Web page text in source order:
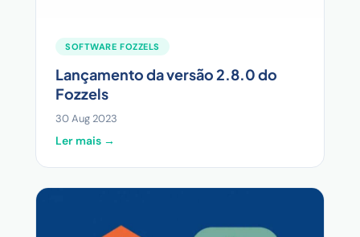
SOFTWARE FOZZELS
Lançamento da versão 2.8.0 do
Fozzels
30 Aug 2023
Ler mais →